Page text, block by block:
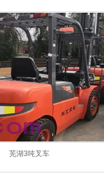
芜湖3吨叉车